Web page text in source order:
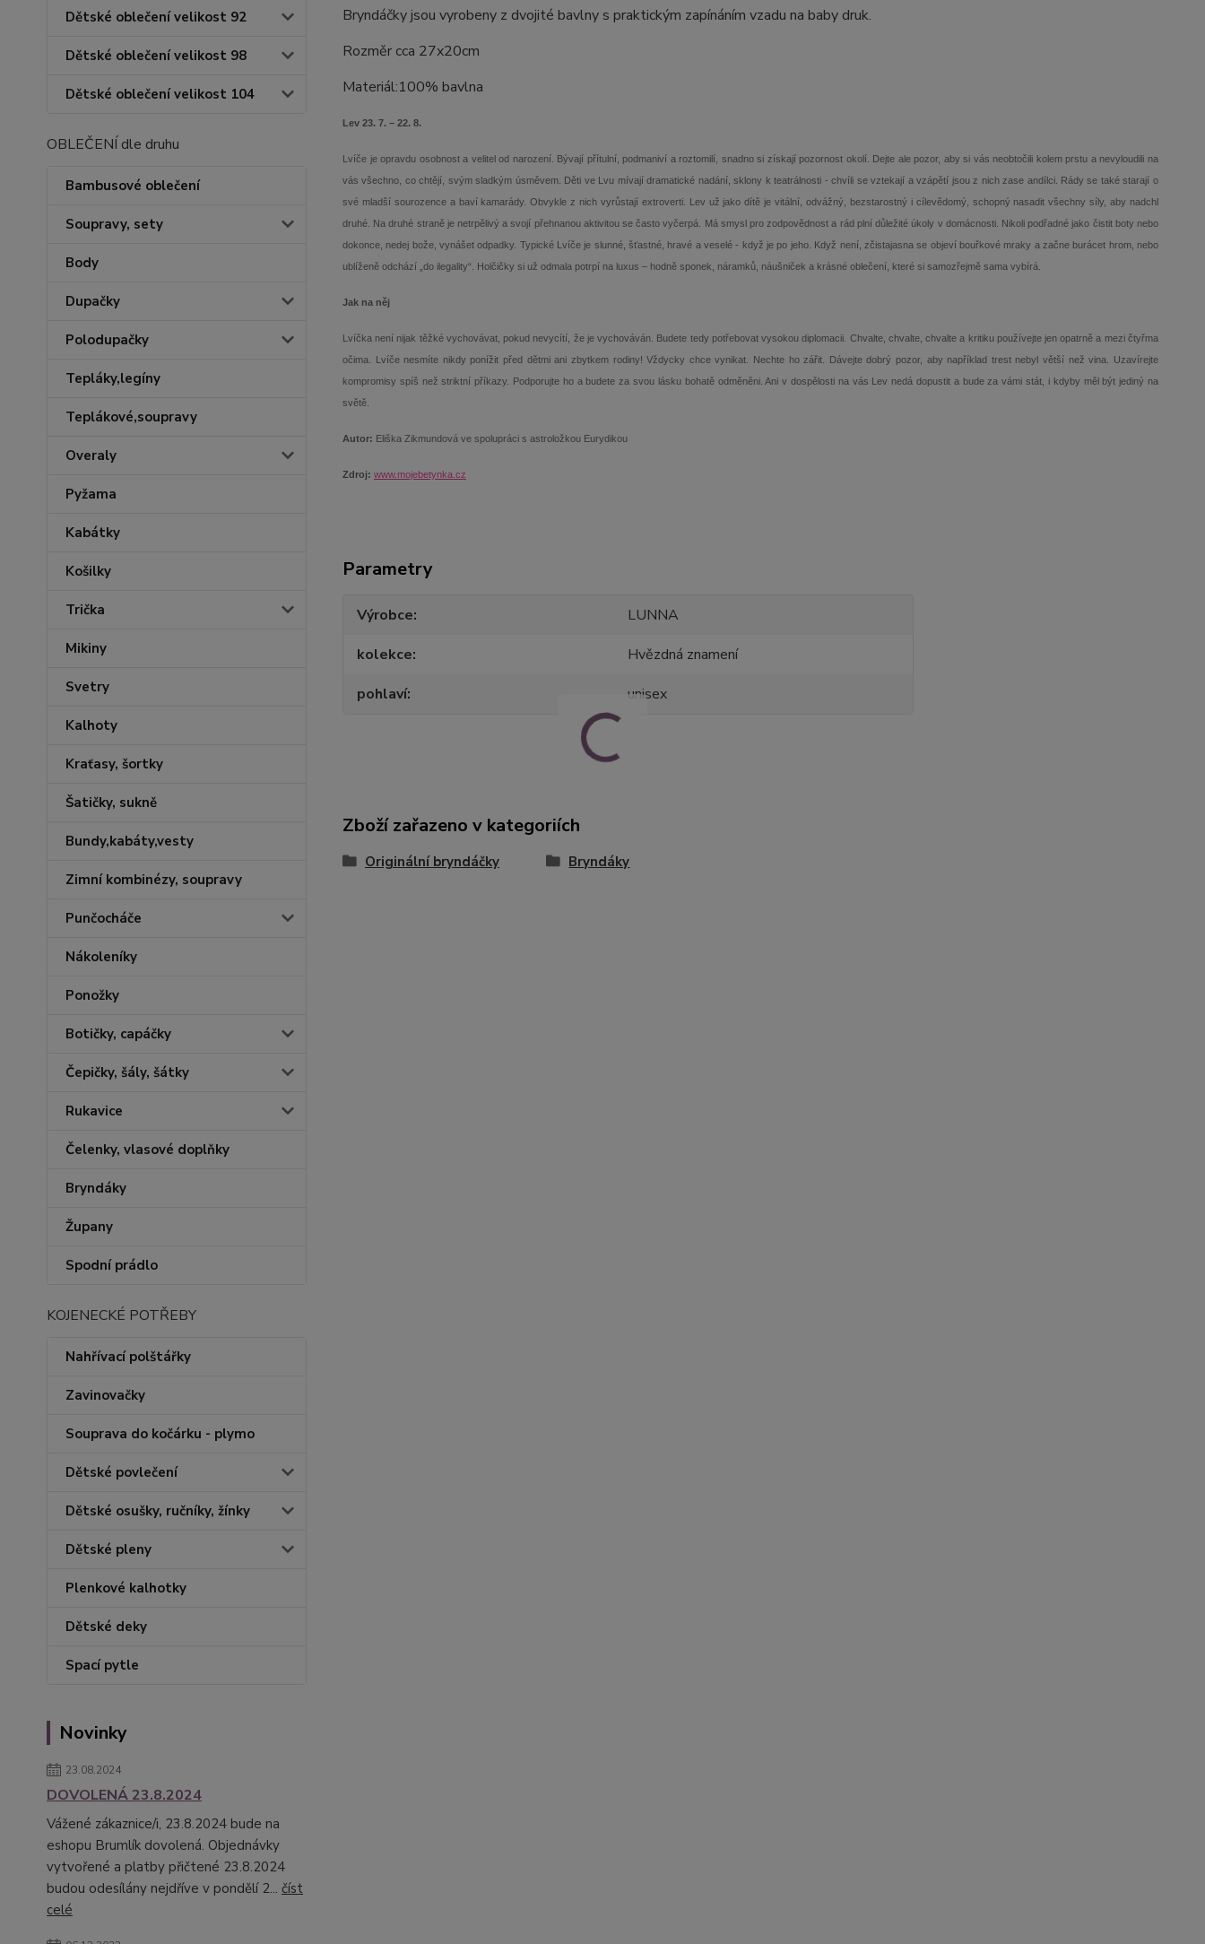
Dětské oblečení velikost 92
Dětské oblečení velikost 98
Dětské oblečení velikost 104
OBLEČENÍ dle druhu
Bambusové oblečení
Soupravy, sety
Body
Dupačky
Polodupačky
Tepláky,legíny
Teplákové,soupravy
Overaly
Pyžama
Kabátky
Košilky
Trička
Mikiny
Svetry
Kalhoty
Kraťasy, šortky
Šatičky, sukně
Bundy,kabáty,vesty
Zimní kombinézy, soupravy
Punčocháče
Nákoleníky
Ponožky
Botičky, capáčky
Čepičky, šály, šátky
Rukavice
Čelenky, vlasové doplňky
Bryndáky
Župany
Spodní prádlo
KOJENECKÉ POTŘEBY
Nahřívací polštářky
Zavinovačky
Souprava do kočárku - plymo
Dětské povlečení
Dětské osušky, ručníky, žínky
Dětské pleny
Plenkové kalhotky
Dětské deky
Spací pytle
Novinky
23.08.2024
DOVOLENÁ 23.8.2024
Vážené zákaznice/i, 23.8.2024 bude na
eshopu Brumlík dovolená. Objednávky
vytvořené a platby přičtené 23.8.2024
budou odesílány nejdříve v pondělí 2... číst
celé
Bryndáčky jsou vyrobeny z dvojité bavlny s praktickým zapínáním vzadu na baby druk.
Rozměr cca 27x20cm
Materiál:100% bavlna
Lev 23. 7. – 22. 8.
Lvíče je opravdu osobnost a velitel od narození. Bývají přítulní, podmaniví a roztomilí, snadno si získají pozornost okolí. Dejte ale pozor, aby si vás neobtočili kolem prstu a nevyloudili na
vás všechno, co chtějí, svým sladkým úsměvem. Děti ve Lvu mívají dramatické nadání, sklony k teatrálnosti - chvíli se vztekají a vzápětí jsou z nich zase andílci. Rády se také starají o
své mladší sourozence a baví kamarády. Obvykle z nich vyrůstají extroverti. Lev už jako dítě je vitální, odvážný, bezstarostný i cílevědomý, schopný nasadit všechny síly, aby nadchl
druhé. Na druhé straně je netrpělivý a svojí přehnanou aktivitou se často vyčerpá. Má smysl pro zodpovědnost a rád plní důležité úkoly v domácnosti. Nikoli podřadné jako čistit boty nebo
dokonce, nedej bože, vynášet odpadky. Typické Lvíče je slunné, šťastné, hravé a veselé - když je po jeho. Když není, zčistajasna se objeví bouřkové mraky a začne burácet hrom, nebo
ublíženě odchází „do ilegality“. Holčičky si už odmala potrpí na luxus – hodně sponek, náramků, náušniček a krásné oblečení, které si samozřejmě sama vybírá.
Jak na něj
Lvíčka není nijak těžké vychovávat, pokud nevycítí, že je vychováván. Budete tedy potřebovat vysokou diplomacii. Chvalte, chvalte, chvalte a kritiku používejte jen opatrně a mezi čtyřma
očima. Lvíče nesmíte nikdy ponížit před dětmi ani zbytkem rodiny! Vždycky chce vynikat. Nechte ho zářit. Dávejte dobrý pozor, aby například trest nebyl větší než vina. Uzavírejte
kompromisy spíš než striktní příkazy. Podporujte ho a budete za svou lásku bohatě odměněni. Ani v dospělosti na vás Lev nedá dopustit a bude za vámi stát, i kdyby měl být jediný na
světě.
Autor: Eliška Zikmundová ve spolupráci s astroložkou Eurydikou
Zdroj: www.mojebetynka.cz
Parametry
Výrobce
LUNNA
kolekce
Hvězdná znamení
pohlaví
unisex
Zboží zařazeno v kategoriích
Originální bryndáčky Bryndáky